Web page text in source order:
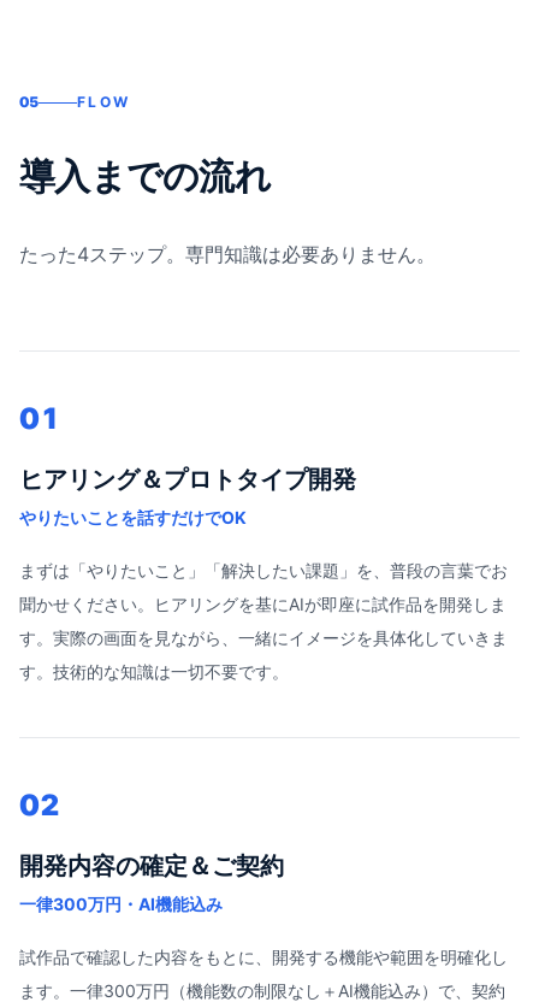
05 FLOW
導入までの流れ
たった4ステップ。専門知識は必要ありません。
01
ヒアリング＆プロトタイプ開発
やりたいことを話すだけでOK
まずは「やりたいこと」「解決したい課題」を、普段の言葉でお
聞かせください。ヒアリングを基にAIが即座に試作品を開発しま
す。実際の画面を見ながら、一緒にイメージを具体化していきま
す。技術的な知識は一切不要です。
02
開発内容の確定＆ご契約
一律300万円・AI機能込み
試作品で確認した内容をもとに、開発する機能や範囲を明確化し
ます。一律300万円（機能数の制限なし＋AI機能込み）で、契約